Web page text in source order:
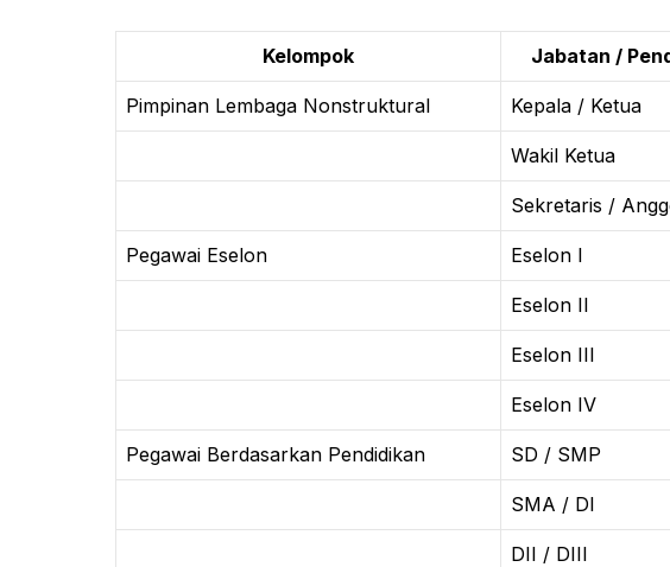
Kelompok Jabatan /
Pimpinan Lembaga Nonstruktural Kepala / Ketua
Wakil Ketua
Sekretaris /
Pegawai Eselon Eselon I
Eselon II
Eselon III
Eselon IV
Pegawai Berdasarkan Pendidikan SD / SMP
SMA / DI
DII / DIII